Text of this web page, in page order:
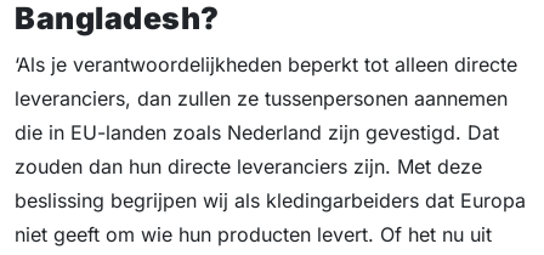
Bangladesh?
‘Als je verantwoordelijkheden beperkt tot alleen directe
leveranciers, dan zullen ze tussenpersonen aannemen
die in EU-landen zoals Nederland zijn gevestigd. Dat
zouden dan hun directe leveranciers zijn. Met deze
beslissing begrijpen wij als kledingarbeiders dat Europa
niet geeft om wie hun producten levert. Of het nu uit